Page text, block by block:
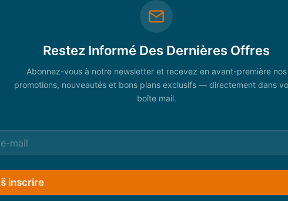
Restez Informé Des Dernières Offres
Abonnez-vous à notre newsletter et recevez en avant-première nos
promotions, nouveautés et bons plans exclusifs — directement dans
boîte mail.
š inscrire